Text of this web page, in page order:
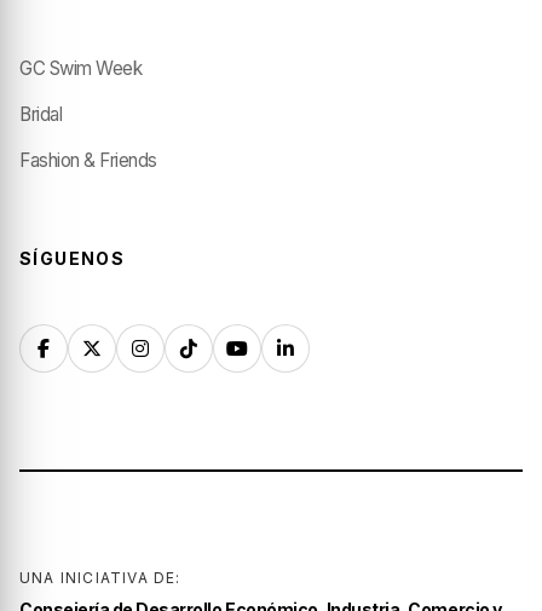
GC Swim Week
Bridal
Fashion & Friends
SÍGUENOS
UNA INICIATIVA DE: